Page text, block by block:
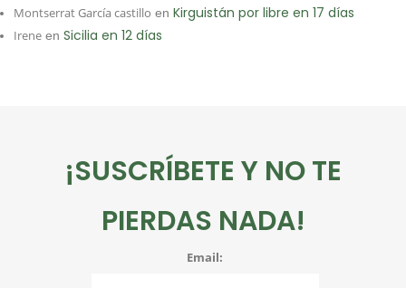
Montserrat García castillo en Kirguistán por libre en 17 días
Irene en Sicilia en 12 días
¡SUSCRÍBETE Y NO TE
PIERDAS NADA!
Email: